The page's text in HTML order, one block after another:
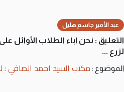
عبد الأمير جاسم هليل
التعليق : نحن اباء الطلاب الأوائل
لزرع ...
الموضوع : مكتب السيد احمد الصافي :